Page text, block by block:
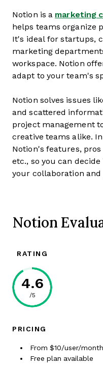
Notion is a marketing
helps teams organize
It's ideal for startups,
marketing
workspace. Notion
adapt to your team's
Notion solves issues
and scattered
project management
creative teams alike.
Notion's features, pros
etc., so you can
your collaboration
Notion
RATING
4.6
/5
PRICING
From $10/user/
Free plan available